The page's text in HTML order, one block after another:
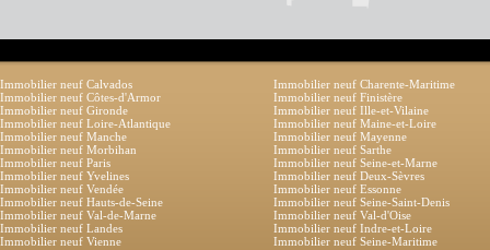
Immobilier neuf Calvados
Immobilier neuf Charente-Maritime
Immobilier neuf Côtes-d'Armor
Immobilier neuf Finistère
Immobilier neuf Gironde
Immobilier neuf Ille-et-Vilaine
Immobilier neuf Loire-Atlantique
Immobilier neuf Maine-et-Loire
Immobilier neuf Manche
Immobilier neuf Mayenne
Immobilier neuf Morbihan
Immobilier neuf Sarthe
Immobilier neuf Paris
Immobilier neuf Seine-et-Marne
Immobilier neuf Yvelines
Immobilier neuf Deux-Sèvres
Immobilier neuf Vendée
Immobilier neuf Essonne
Immobilier neuf Hauts-de-Seine
Immobilier neuf Seine-Saint-Denis
Immobilier neuf Val-de-Marne
Immobilier neuf Val-d'Oise
Immobilier neuf Landes
Immobilier neuf Indre-et-Loire
Immobilier neuf Vienne
Immobilier neuf Seine-Maritime